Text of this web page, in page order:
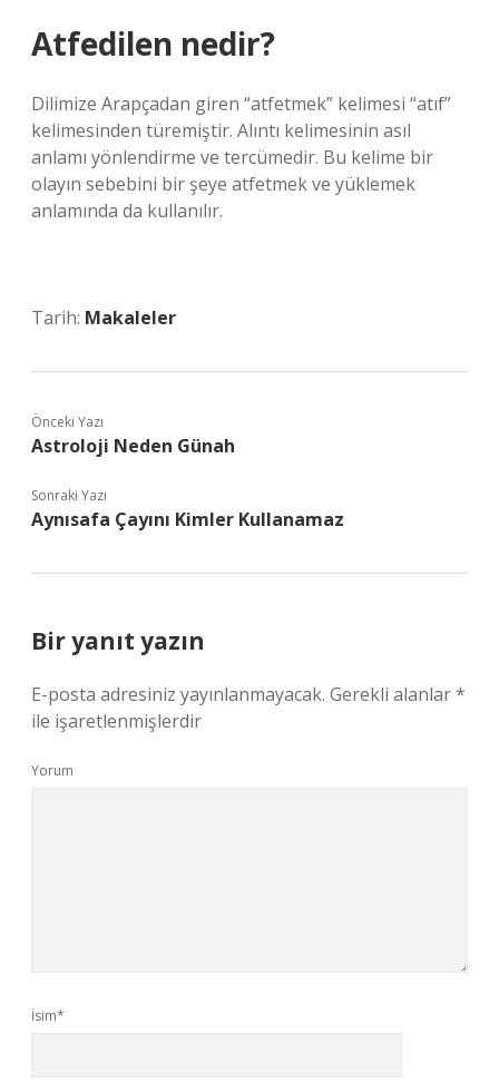
Atfedilen nedir?
Dilimize Arapçadan giren “atfetmek” kelimesi “atıf”
kelimesinden türemiştir. Alıntı kelimesinin asıl
anlamı yönlendirme ve tercümedir. Bu kelime bir
olayın sebebini bir şeye atfetmek ve yüklemek
anlamında da kullanılır.
Tarih: Makaleler
Önceki Yazı
Astroloji Neden Günah
Sonraki Yazı
Aynısafa Çayını Kimler Kullanamaz
Bir yanıt yazın
E-posta adresiniz yayınlanmayacak. Gerekli alanlar*
ile işaretlenmişlerdir
Yorum
İsim*